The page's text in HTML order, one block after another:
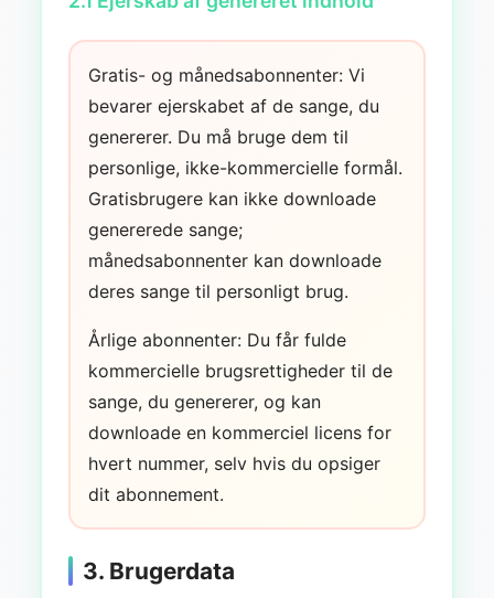
Gratis- og månedsabonnenter: Vi
bevarer ejerskabet af de sange, du
genererer. Du må bruge dem til
personlige, ikke-kommercielle formål.
Gratisbrugere kan ikke downloade
genererede sange;
månedsabonnenter kan downloade
deres sange til personligt brug.
Årlige abonnenter: Du får fulde
kommercielle brugsrettigheder til de
sange, du genererer, og kan
downloade en kommerciel licens for
hvert nummer, selv hvis du opsiger
dit abonnement.
3. Brugerdata